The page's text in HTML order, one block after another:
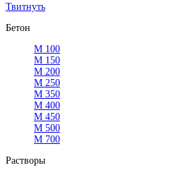
Твитнуть
Бетон
М 100
М 150
М 200
М 250
М 350
М 400
М 450
М 500
М 700
Растворы